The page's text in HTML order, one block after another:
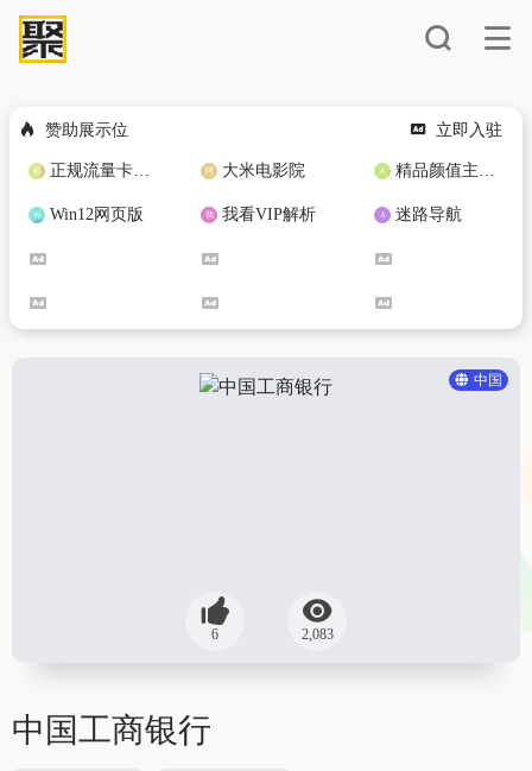
赞助展示位 立即入驻
正规流量卡免费加盟合作 大米电影院 精品颜值主播定制
Win12网页版 我看VIP解析 迷路导航
中国
6 2,083
中国工商银行